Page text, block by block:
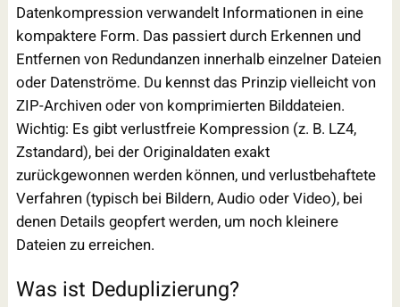
Datenkompression verwandelt Informationen in eine
kompaktere Form. Das passiert durch Erkennen und
Entfernen von Redundanzen innerhalb einzelner Dateien
oder Datenströme. Du kennst das Prinzip vielleicht von
ZIP-Archiven oder von komprimierten Bilddateien.
Wichtig: Es gibt verlustfreie Kompression (z. B. LZ4,
Zstandard), bei der Originaldaten exakt
zurückgewonnen werden können, und verlustbehaftete
Verfahren (typisch bei Bildern, Audio oder Video), bei
denen Details geopfert werden, um noch kleinere
Dateien zu erreichen.
Was ist Deduplizierung?